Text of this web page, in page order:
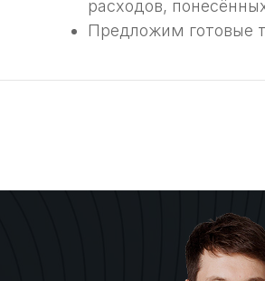
расходов,
Предложим готовые